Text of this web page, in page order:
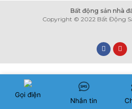
Bất động sản nhà
Copyright © 2022 Bất Động
Gọi điện
Nhắn tin